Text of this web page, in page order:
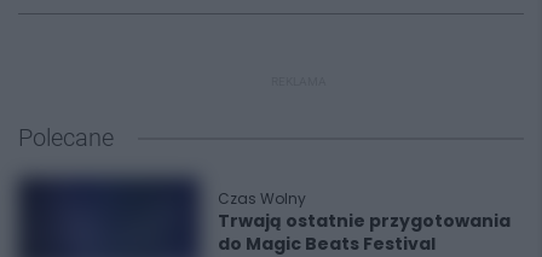
Polecane
Czas Wolny
Trwają ostatnie przygotowania
do Magic Beats Festival